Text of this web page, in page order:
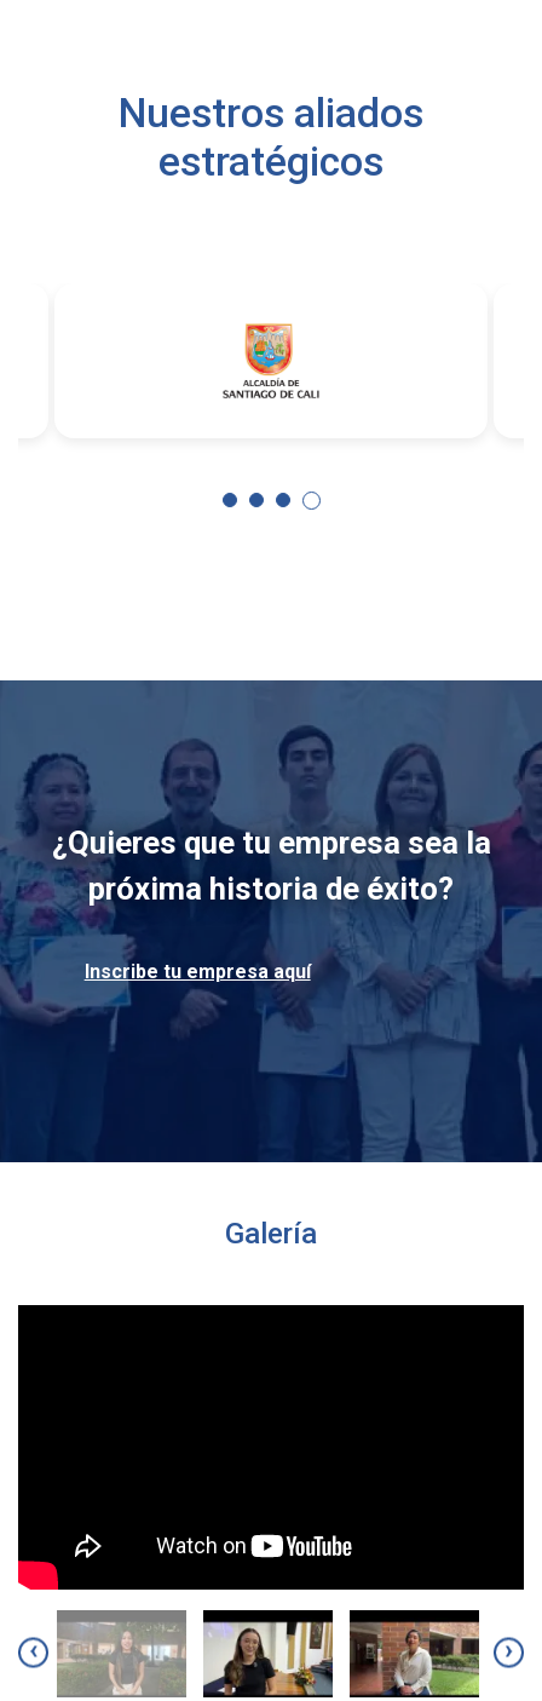
Nuestros aliados
estratégicos
¿Quieres que tu empresa sea la
próxima historia de éxito?
Inscribe tu empresa aquí
Galería
‹ ›